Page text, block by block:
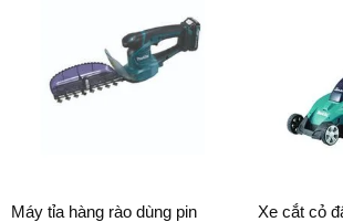
Máy tỉa hàng rào dùng pin
Xe cắt cỏ